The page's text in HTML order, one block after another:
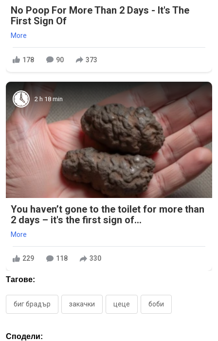
No Poop For More Than 2 Days - It's The
First Sign Of
More
178 90 373
2 h 18 min
You haven’t gone to the toilet for more than
2 days – it's the first sign of...
More
229 118 330
Тагове:
биг брадър закачки цеце боби
Сподели: